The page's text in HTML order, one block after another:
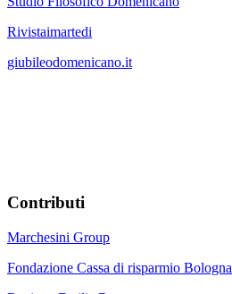
Rivistaimartedi
giubileodomenicano.it
Contributi
Marchesini Group
Fondazione Cassa di risparmio Bologna